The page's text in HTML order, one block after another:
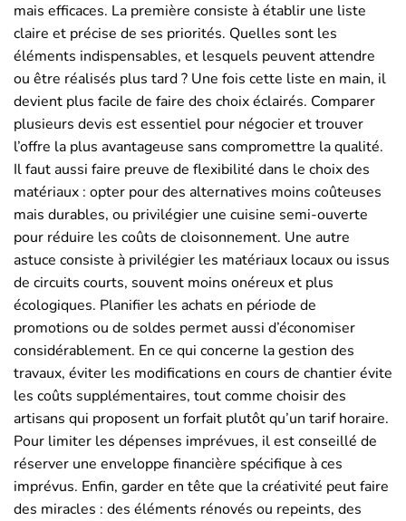
mais efficaces. La première consiste à établir une liste
claire et précise de ses priorités. Quelles sont les
éléments indispensables, et lesquels peuvent attendre
ou être réalisés plus tard ? Une fois cette liste en main, il
devient plus facile de faire des choix éclairés. Comparer
plusieurs devis est essentiel pour négocier et trouver
l’offre la plus avantageuse sans compromettre la qualité.
Il faut aussi faire preuve de flexibilité dans le choix des
matériaux : opter pour des alternatives moins coûteuses
mais durables, ou privilégier une cuisine semi-ouverte
pour réduire les coûts de cloisonnement. Une autre
astuce consiste à privilégier les matériaux locaux ou issus
de circuits courts, souvent moins onéreux et plus
écologiques. Planifier les achats en période de
promotions ou de soldes permet aussi d’économiser
considérablement. En ce qui concerne la gestion des
travaux, éviter les modifications en cours de chantier évite
les coûts supplémentaires, tout comme choisir des
artisans qui proposent un forfait plutôt qu’un tarif horaire.
Pour limiter les dépenses imprévues, il est conseillé de
réserver une enveloppe financière spécifique à ces
imprévus. Enfin, garder en tête que la créativité peut faire
des miracles : des éléments rénovés ou repeints, des